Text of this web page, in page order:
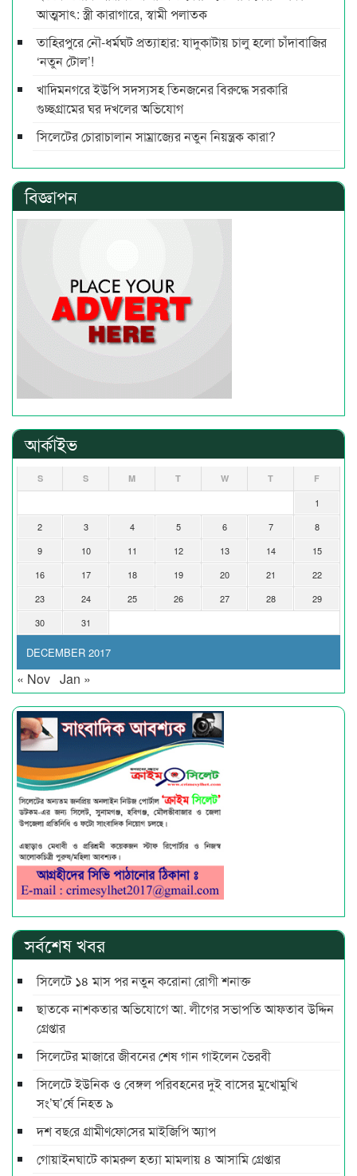
আত্মসাৎ: স্ত্রী কারাগারে, স্বামী পলাতক
তাহিরপুরে নৌ-ধর্মঘট প্রত্যাহার: যাদুকাটায় চালু হলো চাঁদাবাজির
‘নতুন টোল’!
খাদিমনগরে ইউপি সদস্যসহ তিনজনের বিরুদ্ধে সরকারি
গুচ্ছগ্রামের ঘর দখলের অভিযোগ
সিলেটের চোরাচালান সাম্রাজ্যের নতুন নিয়ন্ত্রক কারা?
বিজ্ঞাপন
আর্কাইভ
DECEMBER 2017
S S M T W T F
1
2
3 4 5 6 7
8
9
10 11 12 13 14
15
16
17 18 19 20 21
22
23
24 25 26 27 28
29
30
31
« Nov Jan »
সর্বশেষ খবর
সিলেটে ১৪ মাস পর নতুন করোনা রোগী শনাক্ত
ছাতকে নাশকতার অভিযোগে আ. লীগের সভাপ‌তি আফতাব উদ্দিন
গ্রেপ্তার
সিলেটের মাজারে জীবনের শেষ গান গাইলেন ভৈরবী
সিলেটে ইউনিক ও বেঙ্গল পরিবহনের দুই বাসের মুখোমুখি
সং’ঘ’র্ষে নিহত ৯
দশ বছ‌রে গ্রামীণ‌ফো‌সের মাইজিপি অ্যাপ
গোয়াইনঘাটে কামরুল হত্যা মামলায় ৪ আসামি গ্রেপ্তার